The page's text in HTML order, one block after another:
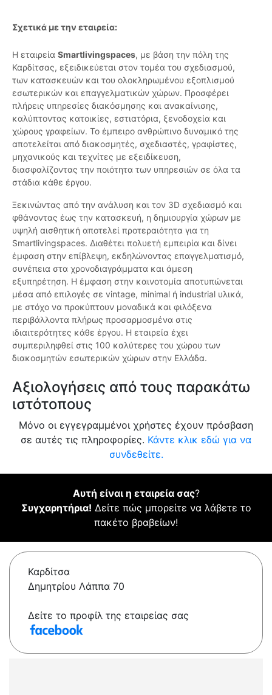
Σχετικά με την εταιρεία:
Η εταιρεία Smartlivingspaces, με βάση την πόλη της
Καρδίτσας, εξειδικεύεται στον τομέα του σχεδιασμού,
των κατασκευών και του ολοκληρωμένου εξοπλισμού
εσωτερικών και επαγγελματικών χώρων. Προσφέρει
πλήρεις υπηρεσίες διακόσμησης και ανακαίνισης,
καλύπτοντας κατοικίες, εστιατόρια, ξενοδοχεία και
χώρους γραφείων. Το έμπειρο ανθρώπινο δυναμικό της
αποτελείται από διακοσμητές, σχεδιαστές, γραφίστες,
μηχανικούς και τεχνίτες με εξειδίκευση,
διασφαλίζοντας την ποιότητα των υπηρεσιών σε όλα τα
στάδια κάθε έργου.
Ξεκινώντας από την ανάλυση και τον 3D σχεδιασμό και
φθάνοντας έως την κατασκευή, η δημιουργία χώρων με
υψηλή αισθητική αποτελεί προτεραιότητα για τη
Smartlivingspaces. Διαθέτει πολυετή εμπειρία και δίνει
έμφαση στην επίβλεψη, εκδηλώνοντας επαγγελματισμό,
συνέπεια στα χρονοδιαγράμματα και άμεση
εξυπηρέτηση. Η έμφαση στην καινοτομία αποτυπώνεται
μέσα από επιλογές σε vintage, minimal ή industrial υλικά,
με στόχο να προκύπτουν μοναδικά και φιλόξενα
περιβάλλοντα πλήρως προσαρμοσμένα στις
ιδιαιτερότητες κάθε έργου. Η εταιρεία έχει
συμπεριληφθεί στις 100 καλύτερες του χώρου των
διακοσμητών εσωτερικών χώρων στην Ελλάδα.
Αξιολογήσεις από τους παρακάτω
ιστότοπους
Μόνο οι εγγεγραμμένοι χρήστες έχουν πρόσβαση
σε αυτές τις πληροφορίες. Κάντε κλικ εδώ για να
συνδεθείτε.
Αυτή είναι η εταιρεία σας?
Συγχαρητήρια! Δείτε πώς μπορείτε να λάβετε το
πακέτο βραβείων!
Καρδίτσα
Δημητρίου Λάππα 70
Δείτε το προφίλ της εταιρείας σας